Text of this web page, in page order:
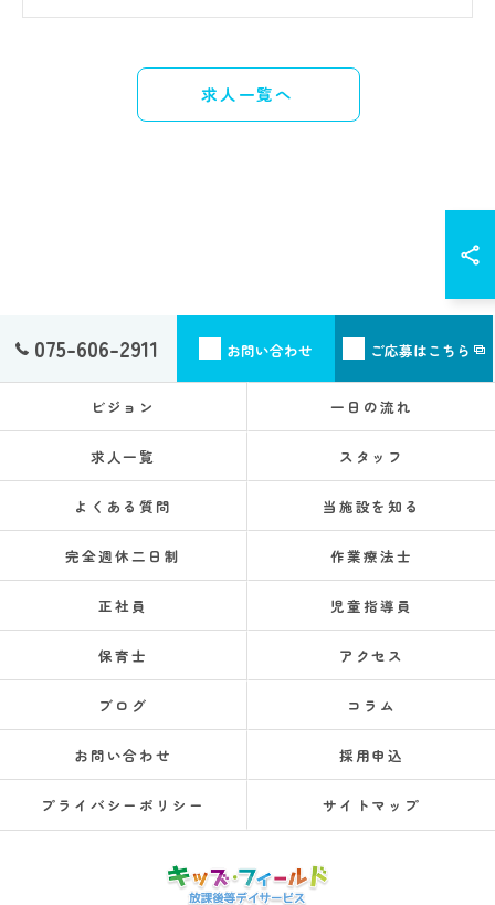
求人一覧へ
075-606-2911 お問い合わせ ご応募はこちら
ビジョン 一日の流れ
求人一覧 スタッフ
よくある質問 当施設を知る
完全週休二日制 作業療法士
正社員 児童指導員
保育士 アクセス
ブログ コラム
お問い合わせ 採用申込
プライバシーポリシー サイトマップ